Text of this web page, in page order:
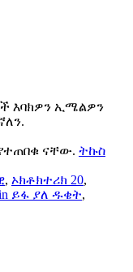
እባክዎን ኢሜልዎን
ናቸው. ትኩስ
, ኦክቶክተሪክ 20,
ይፋ ያለ ዱቄት,